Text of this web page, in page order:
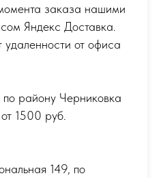
заказа нашими
Яндекс Доставка.
удаленности от офиса
по району Черниковка
1500 руб.
149, по